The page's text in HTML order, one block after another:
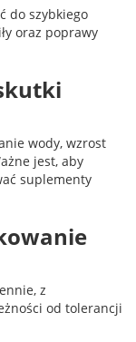
do szybkiego
oraz poprawy
wody, wzrost
jest, aby
suplementy
z
od tolerancji